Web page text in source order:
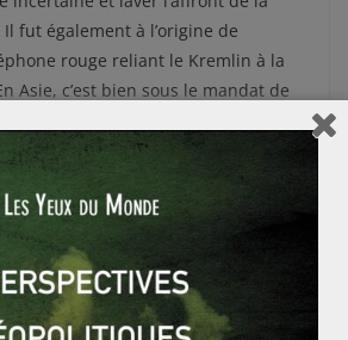
fut également à l’origine de
rouge reliant le Kremlin à la
Asie, c’est bien sous le mandat de
là l’initiative de son prédécesseur
politique étrangère, les idéaux de
durement mis à mal par la réalité
il reste le Président qui initia un
aux Etats-Unis, symbolisé par